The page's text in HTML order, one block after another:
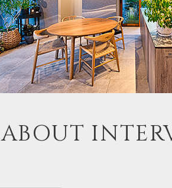
ABOUT